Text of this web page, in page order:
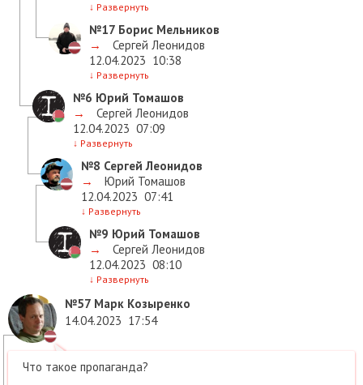
↓ Развернуть
№17 Борис Мельников
→
Сергей Леонидов
12.04.2023 10:38
↓ Развернуть
№6 Юрий Томашов
→
Сергей Леонидов
12.04.2023 07:09
↓ Развернуть
№8 Сергей Леонидов
→
Юрий Томашов
12.04.2023 07:41
↓ Развернуть
№9 Юрий Томашов
→
Сергей Леонидов
12.04.2023 08:10
↓ Развернуть
№57 Марк Козыренко
14.04.2023 17:54
Что такое пропаганда?